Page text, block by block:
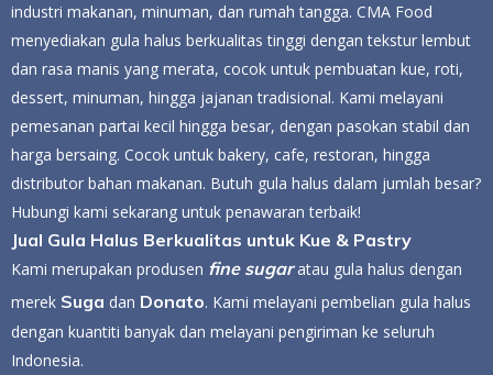
industri makanan, minuman, dan rumah tangga. CMA Food
menyediakan gula halus berkualitas tinggi dengan tekstur lembut
dan rasa manis yang merata, cocok untuk pembuatan kue, roti,
dessert, minuman, hingga jajanan tradisional. Kami melayani
pemesanan partai kecil hingga besar, dengan pasokan stabil dan
harga bersaing. Cocok untuk bakery, cafe, restoran, hingga
distributor bahan makanan. Butuh gula halus dalam jumlah besar?
Hubungi kami sekarang untuk penawaran terbaik!
Jual Gula Halus Berkualitas untuk Kue & Pastry
Kami merupakan produsen fine sugaratau gula halus dengan
merek Suga dan Donato. Kami melayani pembelian gula halus
dengan kuantiti banyak dan melayani pengiriman ke seluruh
Indonesia.